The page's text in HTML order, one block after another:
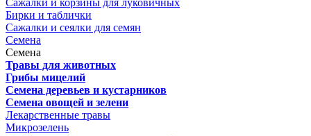
Сажалки и корзины для луковичных
Бирки и таблички
Сажалки и сеялки для семян
Семена
Семена
Травы для животных
Грибы мицелий
Семена деревьев и кустарников
Семена овощей и зелени
Лекарственные травы
Микрозелень